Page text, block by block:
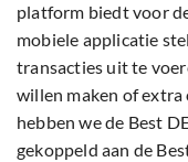
platform biedt voor
mobiele applicatie
transacties uit te
willen maken of
hebben we de Best
gekoppeld aan de